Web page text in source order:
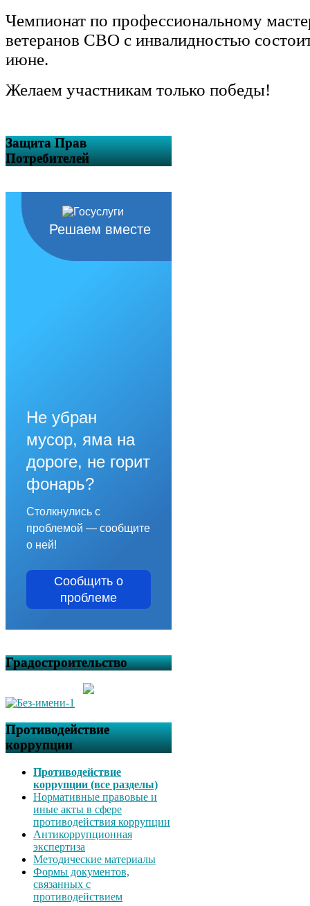
Чемпионат по профессиональному
ветеранов СВО с инвалидностью
июне.
Желаем участникам только победы!
Защита Прав
Потребителей
Решаем вместе
Не убран
мусор, яма на
дороге, не горит
фонарь?
Столкнулись с
проблемой — сообщите
о ней!
Сообщить о
проблеме
Градостроительство
Противодействие
коррупции
Противодействие
коррупции (все разделы)
Нормативные правовые и
иные акты в сфере
противодействия коррупции
Антикоррупционная
экспертиза
Методические материалы
Формы документов,
связанных с
противодействием